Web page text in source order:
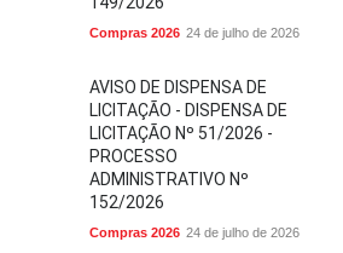
Compras 2026 24 de julho de 2026
AVISO DE DISPENSA DE
LICITAÇÃO - DISPENSA DE
LICITAÇÃO Nº 51/2026 -
PROCESSO
ADMINISTRATIVO Nº
152/2026
Compras 2026 24 de julho de 2026